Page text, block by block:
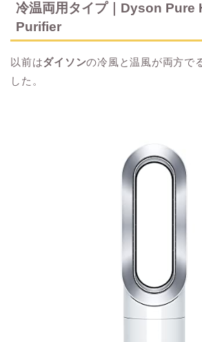
冷温両用タイプ｜Dyson Pure
Purifier
以前はダイソンの冷風と温風が両方で
した。